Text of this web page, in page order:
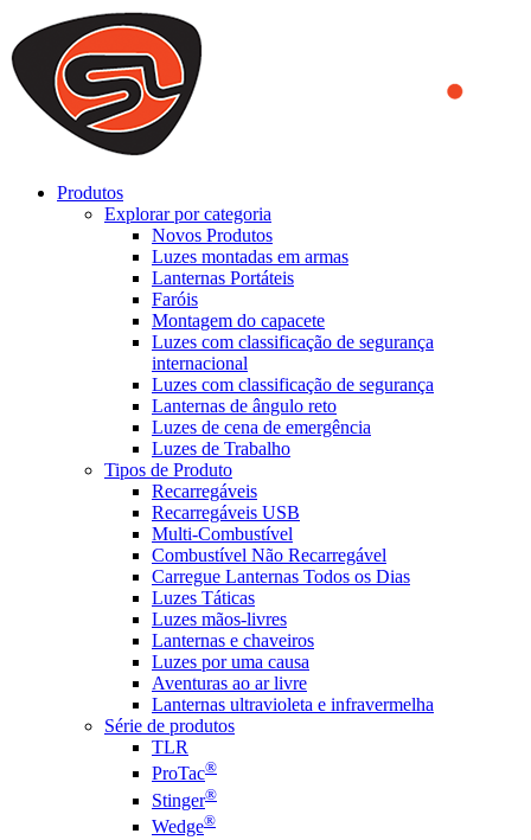
We use cookies to ensure that we provide you the best experience
on our website. By continuing to browse this website, you accept
that cookies are used to help us analyze how the website is used and
to offer you a better experience. To learn more or to find out how
you can disable cookies, you can access our
Produtos
Explorar por categoria
Novos Produtos
Luzes montadas em armas
Lanternas Portáteis
Faróis
Montagem do capacete
Luzes com classificação de segurança
internacional
Luzes com classificação de segurança
Lanternas de ângulo reto
Luzes de cena de emergência
Luzes de Trabalho
Tipos de Produto
Recarregáveis
Recarregáveis USB
Multi-Combustível
Combustível Não Recarregável
Carregue Lanternas Todos os Dias
Luzes Táticas
Luzes mãos-livres
Lanternas e chaveiros
Luzes por uma causa
Aventuras ao ar livre
Lanternas ultravioleta e infravermelha
Série de produtos
TLR
ProTac®
Stinger®
Wedge®